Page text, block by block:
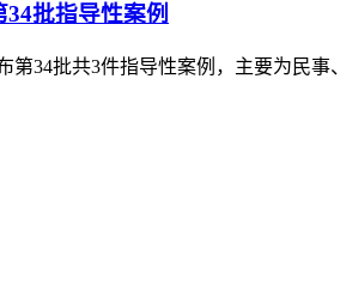
批指导性案例
第34批共3件指导性案例，主要为民